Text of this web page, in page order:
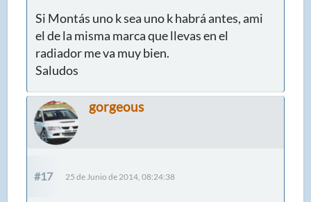
Si Montás uno k sea uno k habrá antes, ami
el de la misma marca que llevas en el
radiador me va muy bien.
Saludos
gorgeous
#17 25 de Junio de 2014, 08:24:38